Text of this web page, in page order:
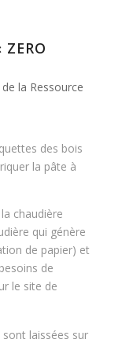
la Ressource
des bois
la pâte à
chaudière
qui génère
de papier) et
de
le site de
laissées sur